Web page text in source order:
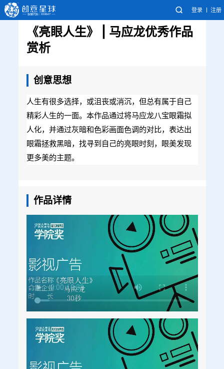
登录 注册
《亮眼人生》 | 马应龙优秀作品
赏析
创意思想
人生有很多选择，或沮丧或消沉，但总有属于自己
精彩人生的一面。本作品通过将马应龙八宝眼霜拟
人化，并通过灰暗和色彩画面色调的对比，表达出
眼霜拯救黑暗，找寻到自己的亮眼时刻，眼美发现
更多美的主题。
作品详情